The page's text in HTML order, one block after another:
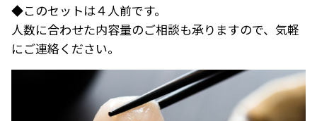
◆このセットは４人前です。
人数に合わせた内容量のご相談も承りますので、気軽
にご連絡ください。